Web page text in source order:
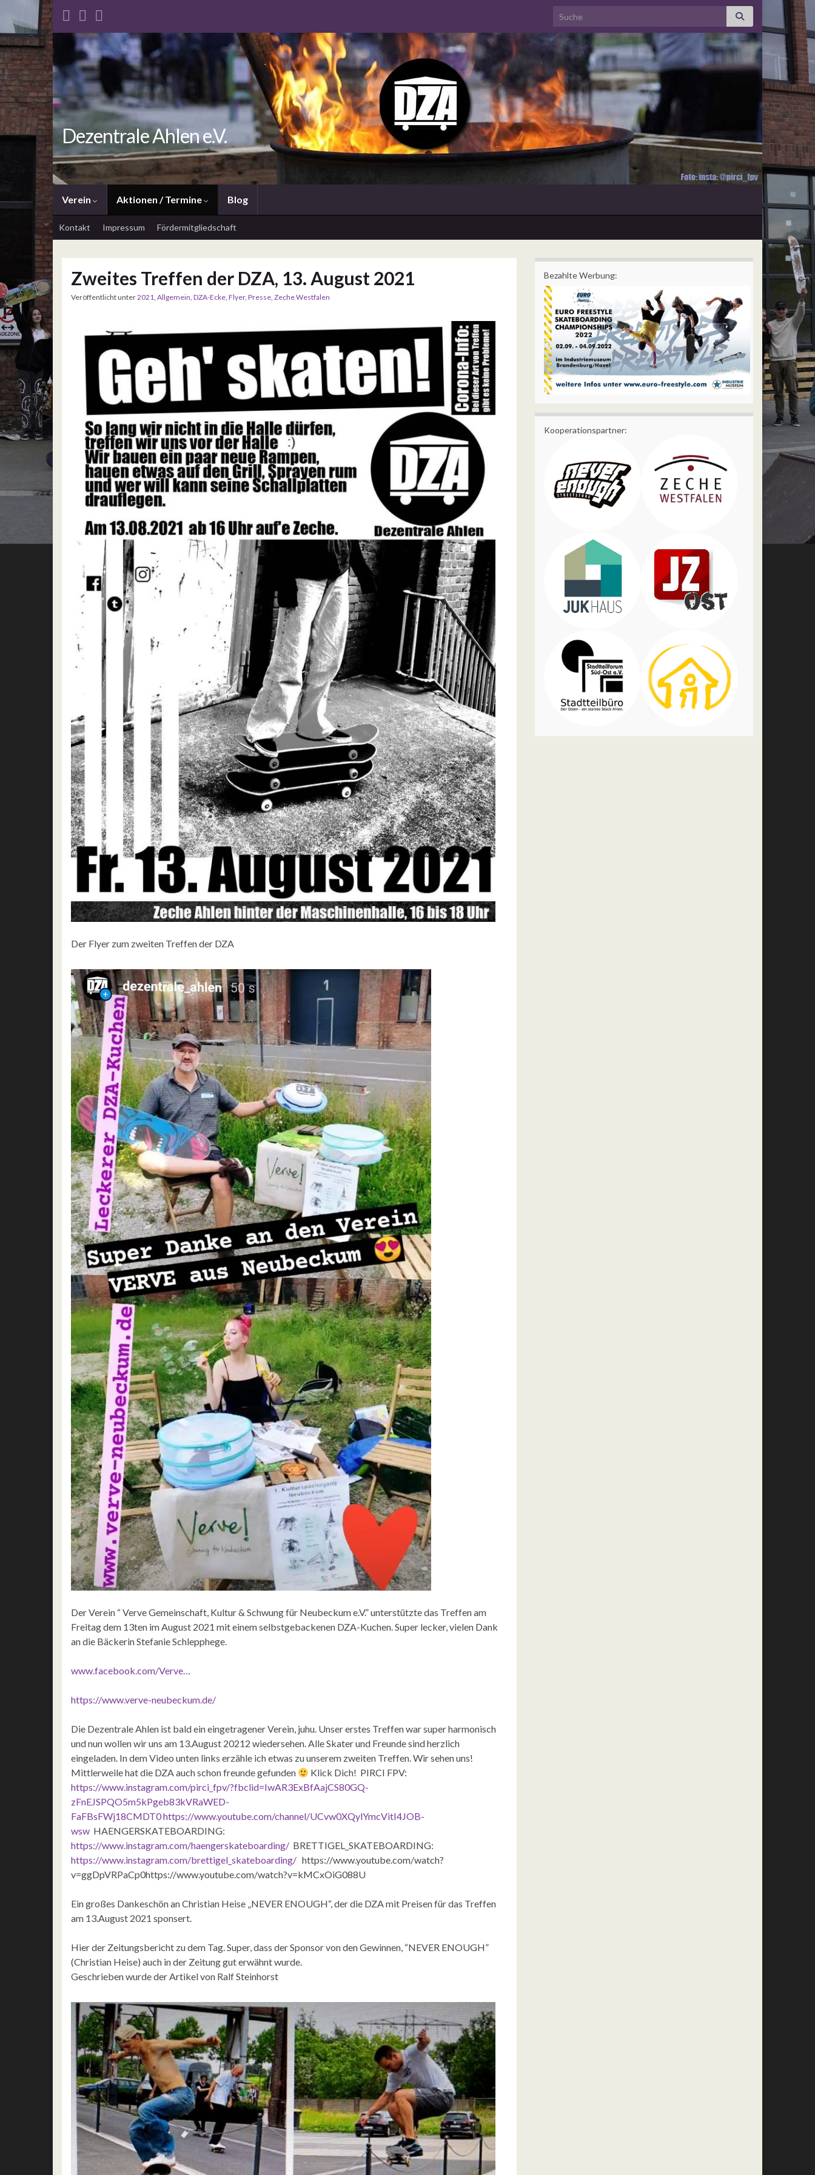
Search for:
Dezentrale Ahlen e.V.
Verein Aktionen / Termine Blog
Kontakt Impressum Fördermitgliedschaft
Zweites Treffen der DZA, 13. August 2021
Veröffentlicht unter2021, Allgemein, DZA-Ecke, Flyer, Presse, Zeche Westfalen
Der Flyer zum zweiten Treffen der DZA
Der Verein “ Verve Gemeinschaft, Kultur & Schwung für Neubeckum e.V.” unterstützte das Treffen am
Freitag dem 13ten im August 2021 mit einem selbstgebackenen DZA-Kuchen. Super lecker, vielen Dank
an die Bäckerin Stefanie Schlepphege.
www.facebook.com/Verve…
https://www.verve-neubeckum.de/
Die Dezentrale Ahlen ist bald ein eingetragener Verein, juhu. Unser erstes Treffen war super harmonisch
und nun wollen wir uns am 13.August 20212 wiedersehen. Alle Skater und Freunde sind herzlich
eingeladen. In dem Video unten links erzähle ich etwas zu unserem zweiten Treffen. Wir sehen uns!
Mittlerweile hat die DZA auch schon freunde gefunden
Klick Dich! PIRCI FPV:
https://www.instagram.com/pirci_fpv/?fbclid=IwAR3ExBfAajCS80GQ-
zFnEJSPQO5m5kPgeb83kVRaWED-
FaFBsFWj18CMDT0https://www.youtube.com/channel/UCvw0XQylYmcVitI4JOB-
wsw HAENGERSKATEBOARDING:
https://www.instagram.com/haengerskateboarding/ BRETTIGEL_SKATEBOARDING:
https://www.instagram.com/brettigel_skateboarding/ https://www.youtube.com/watch?
v=ggDpVRPaCp0https://www.youtube.com/watch?v=kMCxOiG088U
Ein großes Dankeschön an Christian Heise „NEVER ENOUGH“, der die DZA mit Preisen für das Treffen
am 13.August 2021 sponsert.
Hier der Zeitungsbericht zu dem Tag. Super, dass der Sponsor von den Gewinnen, “NEVER ENOUGH”
(Christian Heise) auch in der Zeitung gut erwähnt wurde.
Geschrieben wurde der Artikel von Ralf Steinhorst
Bezahlte Werbung:
Kooperationspartner: